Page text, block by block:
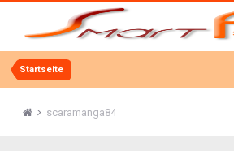
Startseite
scaramanga84